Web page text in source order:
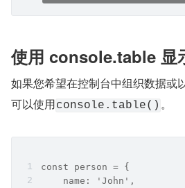
使用 console.table 显
如果您希望在控制台中组织数据或
可以使用console.table() 。
const person = {
    name: 'John',